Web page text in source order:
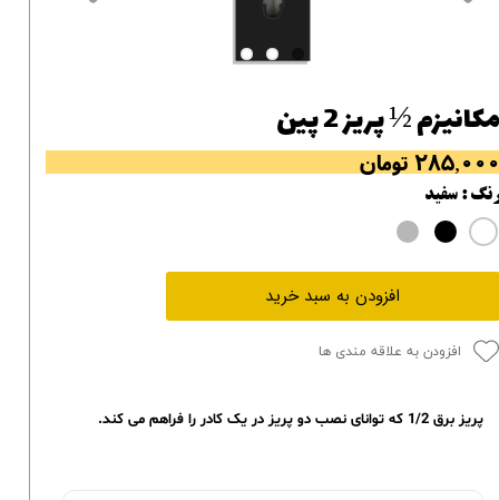
مکانیزم ½ پریز 2 پین
۲۸۵,۰۰۰ تومان
رنگ: سفید
افزودن به سبد خرید
افزودن به علاقه مندی ها
پریز برق 1/2 که توانای نصب دو پریز در یک کادر را فراهم می کند.